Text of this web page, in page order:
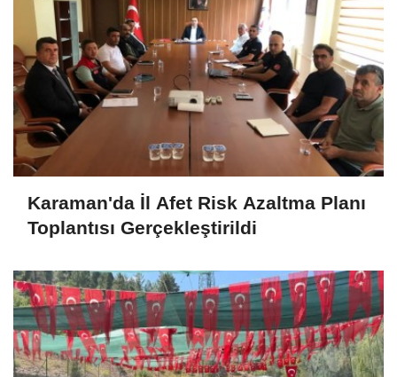
Karaman'da İl Afet Risk Azaltma Planı
Toplantısı Gerçekleştirildi